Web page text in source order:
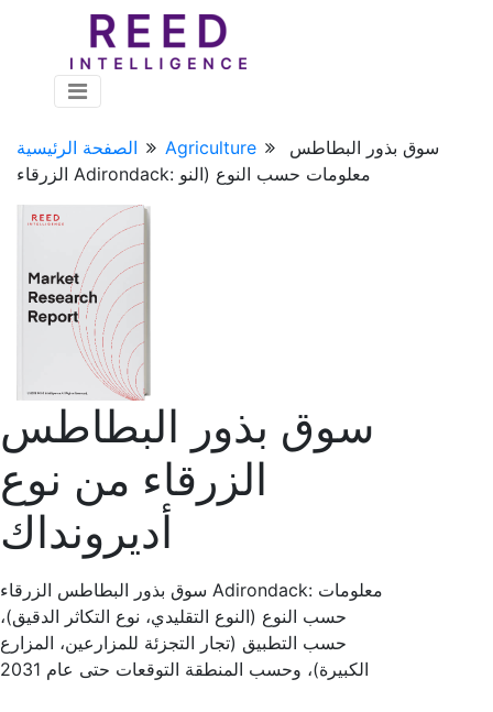
الصفحة الرئيسية Agriculture
سوق بذور البطاطس
الزرقاء Adirondack: معلومات حسب النوع (النو
سوق بذور البطاطس
الزرقاء من نوع
أديرونداك
سوق بذور البطاطس الزرقاء Adirondack: معلومات
حسب النوع (النوع التقليدي، نوع التكاثر الدقيق)،
حسب التطبيق (تجار التجزئة للمزارعين، المزارع
الكبيرة)، وحسب المنطقة التوقعات حتى عام 2031